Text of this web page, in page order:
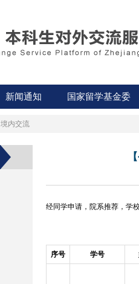
新闻通知 国家留学基金委
境内交流
经同学申请，院系推荐 ，学
序号 学号